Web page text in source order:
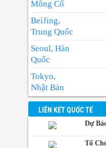
Có mây, có mưa rào
chiều và tối có
cục bộ có nơi mưa
3. Trong mưa
lốc, sét và gió giật
Mông Cổ
BeiJing,
Trung Quốc
Seoul, Hàn
Quốc
Tokyo,
Nhật Bản
BangKok,
Thái Lan
Manila,
Philippin
LIÊN KẾT QUỐC TẾ
Dự
Tổ